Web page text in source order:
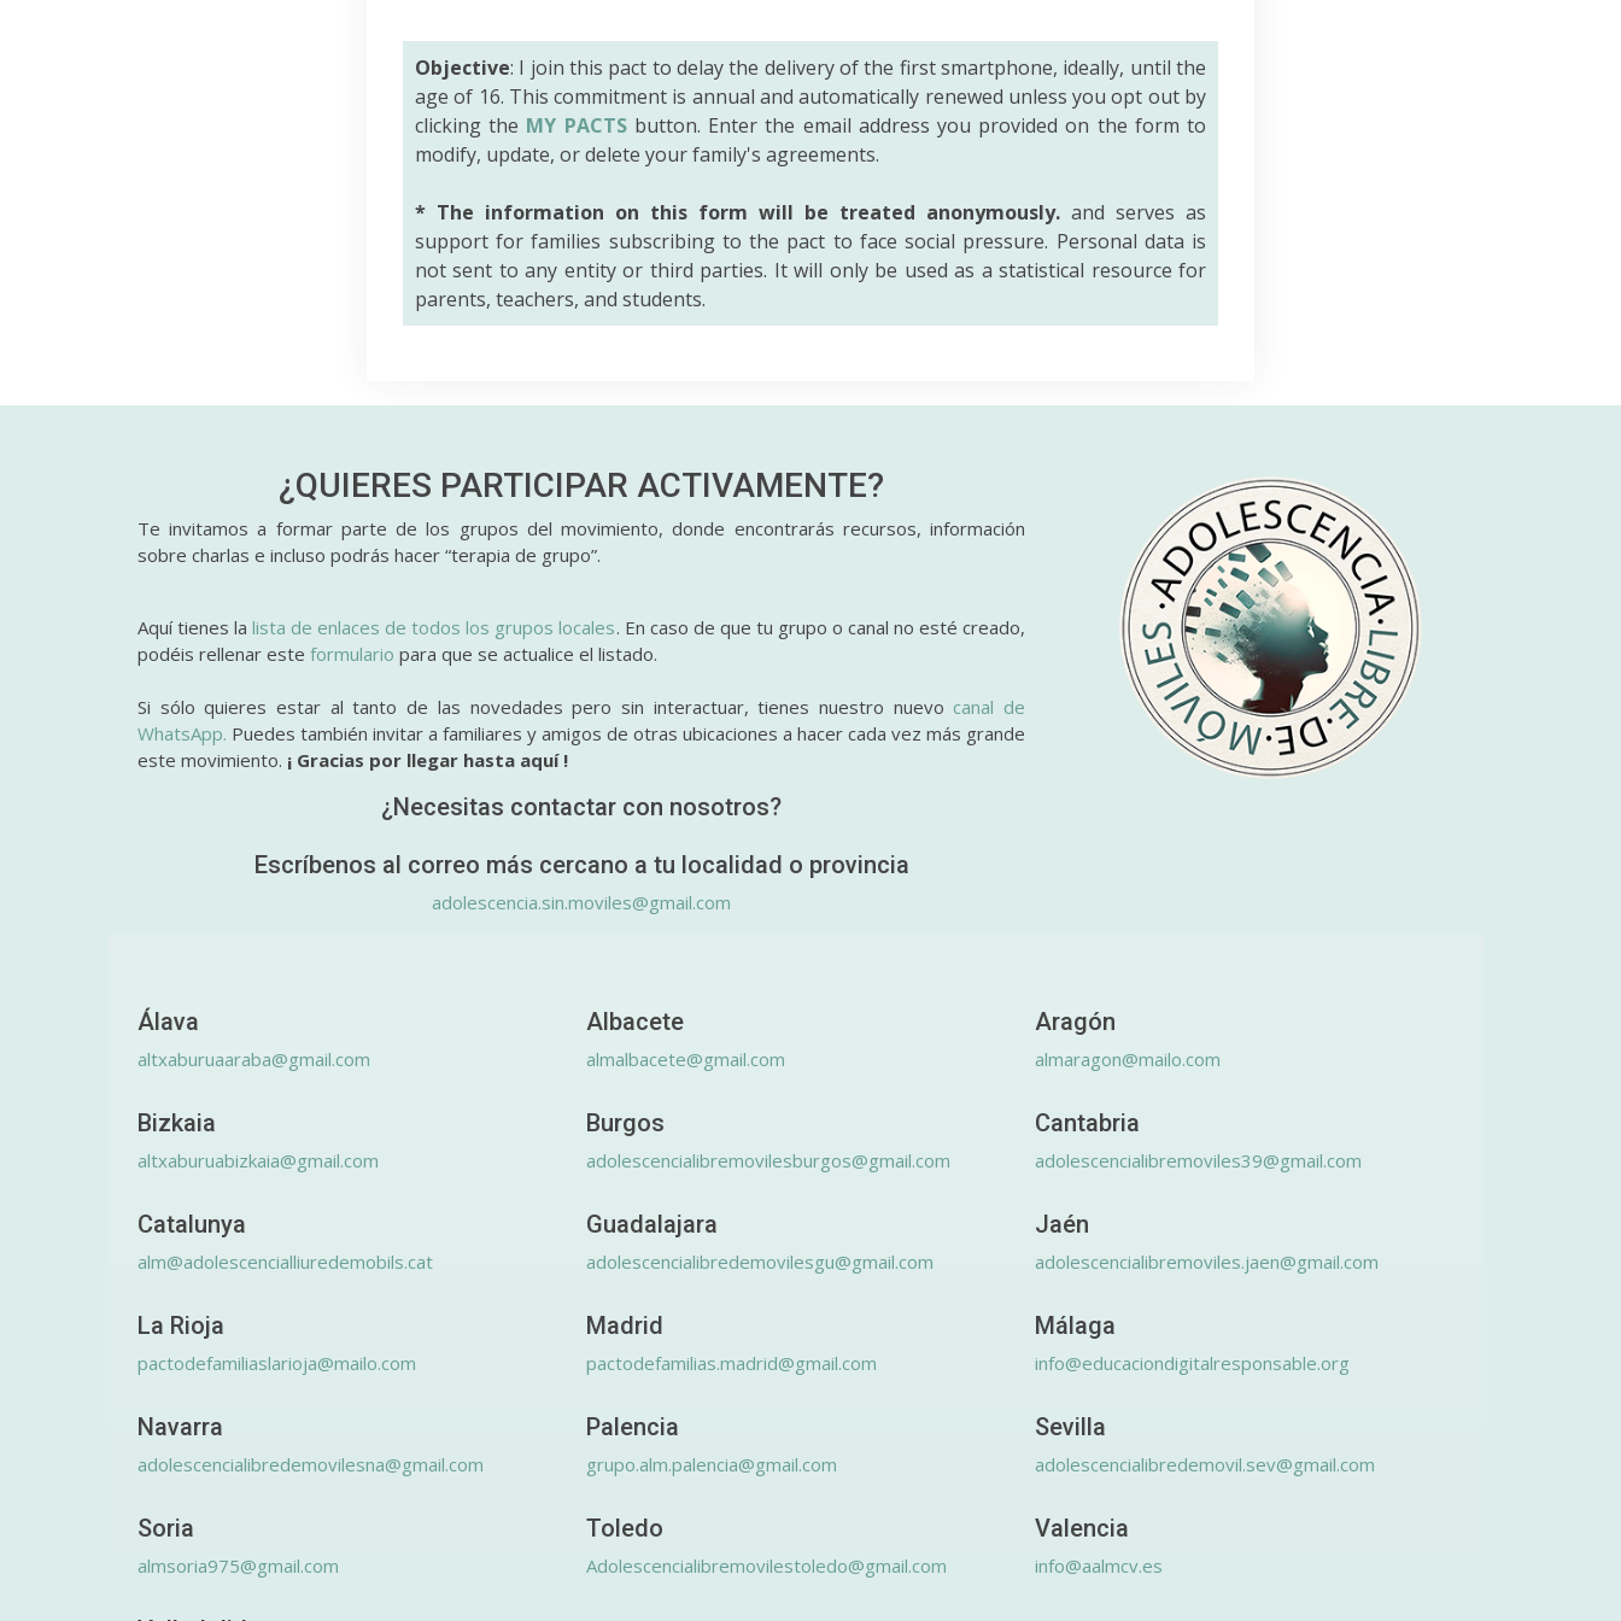
Objective: I join this pact to delay the delivery of the first smartphone, ideally, until the
age of 16. This commitment is annual and automatically renewed unless you opt out by
clicking the MY PACTSbutton. Enter the email address you provided on the form to
modify, update, or delete your family's agreements.
* The information on this form will be treated anonymously. and serves as
support for families subscribing to the pact to face social pressure. Personal data is
not sent to any entity or third parties. It will only be used as a statistical resource for
parents, teachers, and students.
¿QUIERES PARTICIPAR ACTIVAMENTE?
Te invitamos a formar parte de los grupos del movimiento, donde encontrarás recursos, información
sobre charlas e incluso podrás hacer “terapia de grupo”.
Aquí tienes lalista de enlaces de todos los grupos locales. En caso de que tu grupo o canal no esté creado,
podéis rellenar este formulario para que se actualice el listado.
Si sólo quieres estar al tanto de las novedades pero sin interactuar, tienes nuestro nuevo canal de
WhatsApp. Puedes también invitar a familiares y amigos de otras ubicaciones a hacer cada vez más grande
este movimiento. ¡ Gracias por llegar hasta aquí !
¿Necesitas contactar con nosotros?
Escríbenos al correo más cercano a tu localidad o provincia
adolescencia.sin.moviles@gmail.com
Álava
altxaburuaaraba@gmail.com
Albacete
almalbacete@gmail.com
Aragón
almaragon@mailo.com
Bizkaia
altxaburuabizkaia@gmail.com
Burgos
adolescencialibremovilesburgos@gmail.com
Cantabria
adolescencialibremoviles39@gmail.com
Catalunya
alm@adolescencialliuredemobils.cat
Guadalajara
adolescencialibredemovilesgu@gmail.com
Jaén
adolescencialibremoviles.jaen@gmail.com
La Rioja
pactodefamiliaslarioja@mailo.com
Madrid
pactodefamilias.madrid@gmail.com
Málaga
info@educaciondigitalresponsable.org
Navarra
adolescencialibredemovilesna@gmail.com
Palencia
grupo.alm.palencia@gmail.com
Sevilla
adolescencialibredemovil.sev@gmail.com
Soria
almsoria975@gmail.com
Toledo
Adolescencialibremovilestoledo@gmail.com
Valencia
info@aalmcv.es